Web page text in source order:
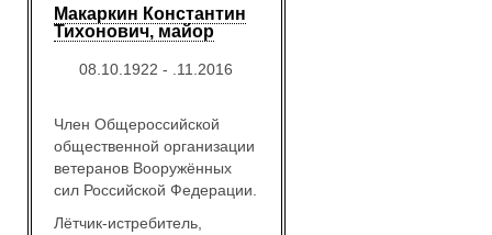
Макаркин Константин
Тихонович, майор
08.10.1922 - .11.2016
Член Общероссийской
общественной организации
ветеранов Вооружённых
сил Российской Федерации.
Лётчик-истребитель,